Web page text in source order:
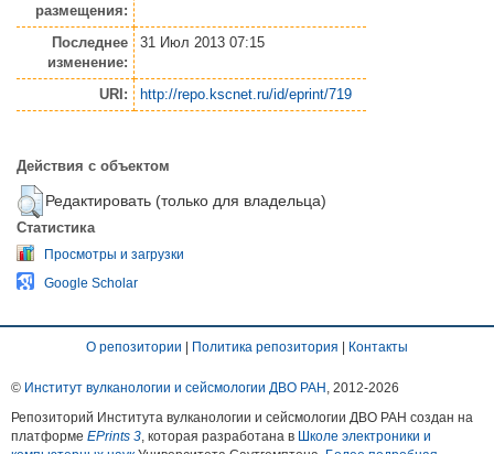
размещения:
Последнее
изменение:
31 Июл 2013 07:15
URI: http://repo.kscnet.ru/id/eprint/719
Действия с объектом
Редактировать (только для владельца)
Статистика
Просмотры и загрузки
Google Scholar
О репозитории | Политика репозитория | Контакты
© Институт вулканологии и сейсмологии ДВО РАН , 2012-2026
Репозиторий Института вулканологии и сейсмологии ДВО РАН создан на
платформе EPrints 3 , которая разработана в Школе электроники и